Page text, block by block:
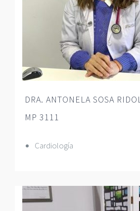
DRA. ANTONELA SOSA
MP 3111
Cardiología